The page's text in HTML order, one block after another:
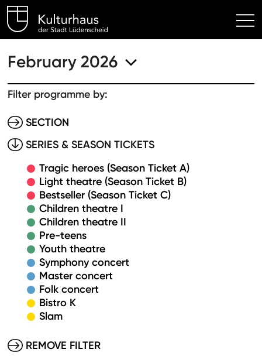
Kulturhaus Lüdenscheid
February 2026
Filter programme by:
SECTION
SERIES & SEASON TICKETS
Tragic heroes (Season Ticket A)
Light theatre (Season Ticket B)
Bestseller (Season Ticket C)
Children theatre I
Children theatre II
Pre-teens
Youth theatre
Symphony concert
Master concert
Folk concert
Bistro K
Slam
REMOVE FILTER